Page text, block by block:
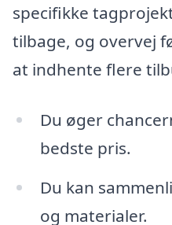
specifikke
tilbage, og overvej
at indhente flere
Du øger
bedste pris.
Du kan
og materialer.